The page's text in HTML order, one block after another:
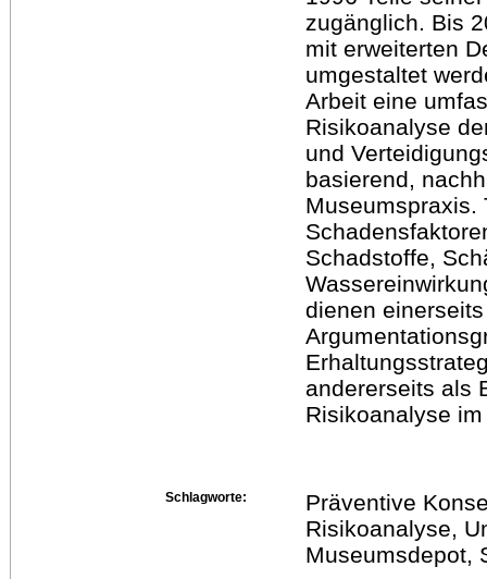
zugänglich. Bis
mit erweiterten
umgestaltet
Arbeit eine
Risikoanalyse
und
basierend,
Museumspraxis.
Schadstoffe,
dienen
andererseits als
Risikoanalyse
Schlagworte:
Präventive
Risikoanalyse,
Museumsdepot,